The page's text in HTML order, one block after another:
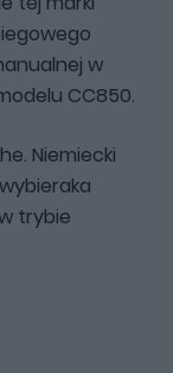
w
CC850.
Niemiecki
trybie